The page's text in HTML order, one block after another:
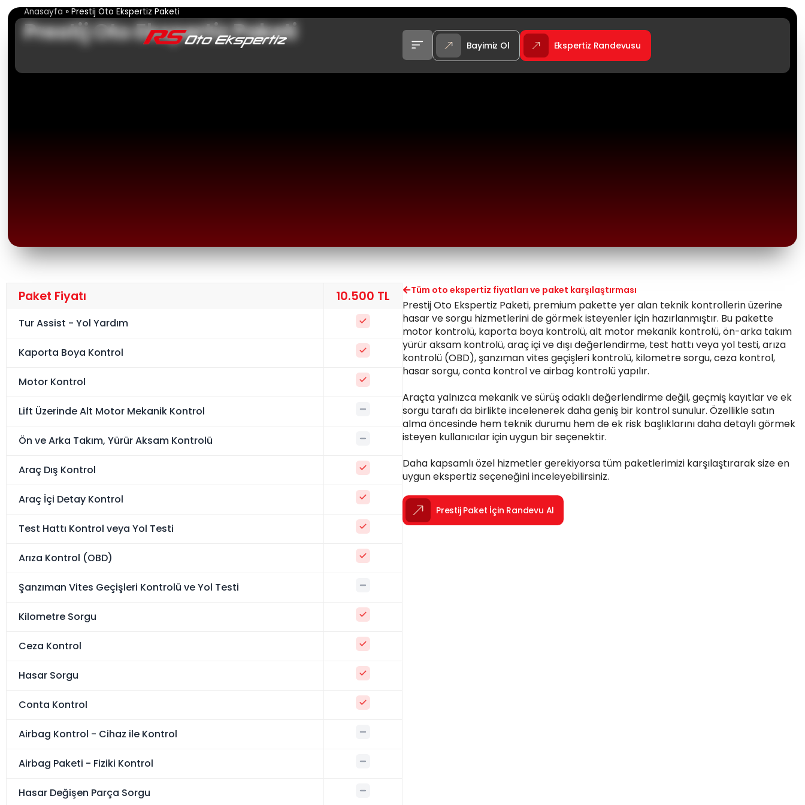
İçeriğe
atla
Bayimiz Ol Ekspertiz Randevusu
Anasayfa » Prestij Oto Ekspertiz Paketi
Prestij Oto Ekspertiz Paketi
Paket Fiyatı 10.500 TL
Tur Assist - Yol Yardım
Kaporta Boya Kontrol
Motor Kontrol
Lift Üzerinde Alt Motor Mekanik Kontrol Dahil Değil
Ön ve Arka Takım, Yürür Aksam Kontrolü Dahil Değil
Araç Dış Kontrol
Araç İçi Detay Kontrol
Test Hattı Kontrol veya Yol Testi
Arıza Kontrol (OBD)
Şanzıman Vites Geçişleri Kontrolü ve Yol Testi
Kilometre Sorgu
Ceza Kontrol
Hasar Sorgu
Conta Kontrol
Airbag Kontrol - Cihaz ile Kontrol
Airbag Paketi - Fiziki Kontrol
Hasar Değişen Parça Sorgu
Tüm oto ekspertiz fiyatları ve paket karşılaştırması
Prestij Oto Ekspertiz Paketi, premium pakette yer alan teknik kontrollerin üzerine
hasar ve sorgu hizmetlerini de görmek isteyenler için hazırlanmıştır. Bu pakette
motor kontrolü, kaporta boya kontrolü, alt motor mekanik kontrolü, ön-arka takım
yürür aksam kontrolü, araç içi ve dışı değerlendirme, test hattı veya yol testi, arıza
kontrolü (OBD), şanzıman vites geçişleri kontrolü, kilometre sorgu, ceza kontrol,
hasar sorgu, conta kontrol ve airbag kontrolü yapılır.
Araçta yalnızca mekanik ve sürüş odaklı değerlendirme değil, geçmiş kayıtlar ve ek
sorgu tarafı da birlikte incelenerek daha geniş bir kontrol sunulur. Özellikle satın
alma öncesinde hem teknik durumu hem de ek risk başlıklarını daha detaylı görmek
isteyen kullanıcılar için uygun bir seçenektir.
Daha kapsamlı özel hizmetler gerekiyorsa tüm paketlerimizi karşılaştırarak size en
uygun ekspertiz seçeneğini inceleyebilirsiniz.
Prestij Paket İçin Randevu Al